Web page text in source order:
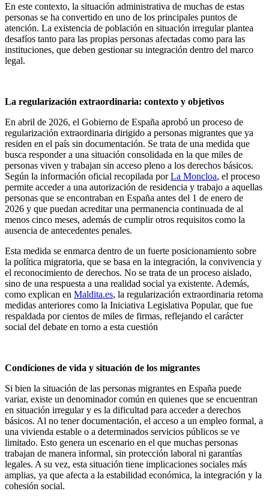
En este contexto, la situación administrativa de muchas de estas
personas se ha convertido en uno de los principales puntos de
atención. La existencia de población en situación irregular plantea
desafíos tanto para las propias personas afectadas como para las
instituciones, que deben gestionar su integración dentro del marco
legal.
La regularización extraordinaria: contexto y objetivos
En abril de 2026, el Gobierno de España aprobó un proceso de
regularización extraordinaria dirigido a personas migrantes que ya
residen en el país sin documentación. Se trata de una medida que
busca responder a una situación consolidada en la que miles de
personas viven y trabajan sin acceso pleno a los derechos básicos.
Según la información oficial recopilada porLa Moncloa, el proceso
permite acceder a una autorización de residencia y trabajo a aquellas
personas que se encontraban en España antes del 1 de enero de
2026 y que puedan acreditar una permanencia continuada de al
menos cinco meses, además de cumplir otros requisitos como la
ausencia de antecedentes penales.
Esta medida se enmarca dentro de un fuerte posicionamiento sobre
la política migratoria, que se basa en la integración, la convivencia y
el reconocimiento de derechos. No se trata de un proceso aislado,
sino de una respuesta a una realidad social ya existente. Además,
como explican en Maldita.es, la regularización extraordinaria retoma
medidas anteriores como la Iniciativa Legislativa Popular, que fue
respaldada por cientos de miles de firmas, reflejando el carácter
social del debate en torno a esta cuestión
Condiciones de vida y situación de los migrantes
Si bien la situación de las personas migrantes en España puede
variar, existe un denominador común en quienes que se encuentran
en situación irregular y es la dificultad para acceder a derechos
básicos. Al no tener documentación, el acceso a un empleo formal, a
una vivienda estable o a determinados servicios públicos se ve
limitado. Esto genera un escenario en el que muchas personas
trabajan de manera informal, sin protección laboral ni garantías
legales. A su vez, esta situación tiene implicaciones sociales más
amplias, ya que afecta a la estabilidad económica, la integración y la
cohesión social.